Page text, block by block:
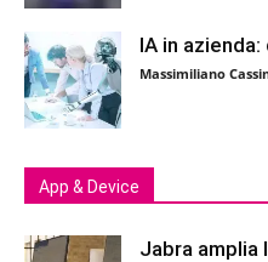
IA in
Massimiliano
App & Device
Jabra amplia